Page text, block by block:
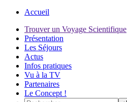
Accueil
Trouver un Voyage Scientifique
Présentation
Les Séjours
Actus
Infos pratiques
Vu à la TV
Partenaires
Le Concept !